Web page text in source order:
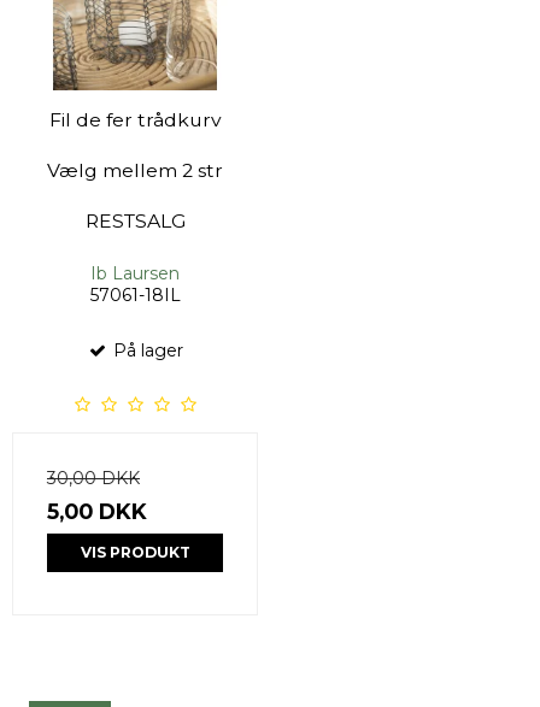
Fil de fer trådkurv
Vælg mellem 2 str
RESTSALG
Ib Laursen
57061-18IL
På lager
30,00 DKK
5,00 DKK
VIS PRODUKT